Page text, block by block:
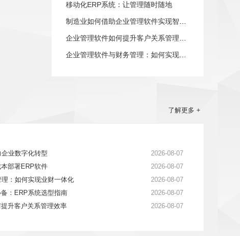
移动化ERP系统：让管理随时随地
了解更多 +
业数字化转型
2026-08-07
部署ERP软件
2026-08-07
：如何实现业财一体化
2026-08-07
：ERP系统选型指南
2026-08-07
升客户关系管理效率
2026-08-07